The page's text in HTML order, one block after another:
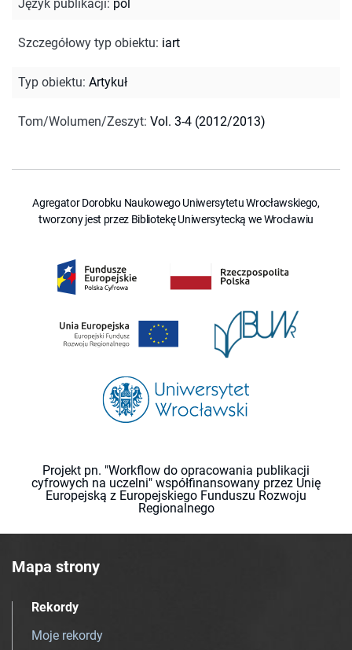
Język publikacji: pol
Szczegółowy typ obiektu: iart
Typ obiektu: Artykuł
Tom/Wolumen/Zeszyt: Vol. 3-4 (2012/2013)
Agregator Dorobku Naukowego Uniwersytetu Wrocławskiego,
tworzony jest przez Bibliotekę Uniwersytecką we Wrocławiu
Projekt pn. "Workflow do opracowania publikacji
cyfrowych na uczelni" współfinansowany przez Unię
Europejską z Europejskiego Funduszu Rozwoju
Regionalnego
Mapa strony
Rekordy
Moje rekordy